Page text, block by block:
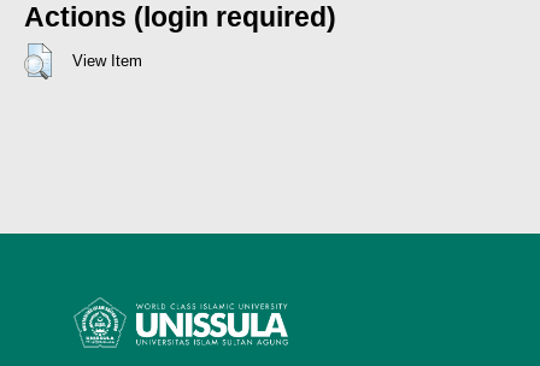
Actions (login required)
View Item